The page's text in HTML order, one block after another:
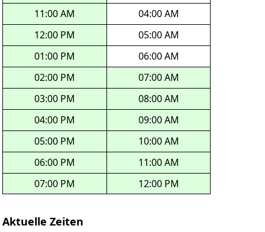
11:00 AM
12:00 PM
01:00 PM
02:00 PM
03:00 PM
04:00 PM
05:00 PM
06:00 PM
07:00 PM
04:00 AM
05:00 AM
06:00 AM
07:00 AM
08:00 AM
09:00 AM
10:00 AM
11:00 AM
12:00 PM
Aktuelle Zeiten